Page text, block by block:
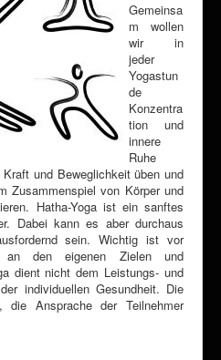
Gemeinsa
m wollen
wir in
jeder
Yogastun
de
Konzentra
tion und
innere
Ruhe
und Beweglichkeit üben und
Zusammenspiel von Körper und
Hatha-Yoga ist ein sanftes
Dabei kann es aber durchaus
sein. Wichtig ist vor
den eigenen Zielen und
dient nicht dem Leistungs- und
individuellen Gesundheit. Die
Ansprache der Teilnehmer